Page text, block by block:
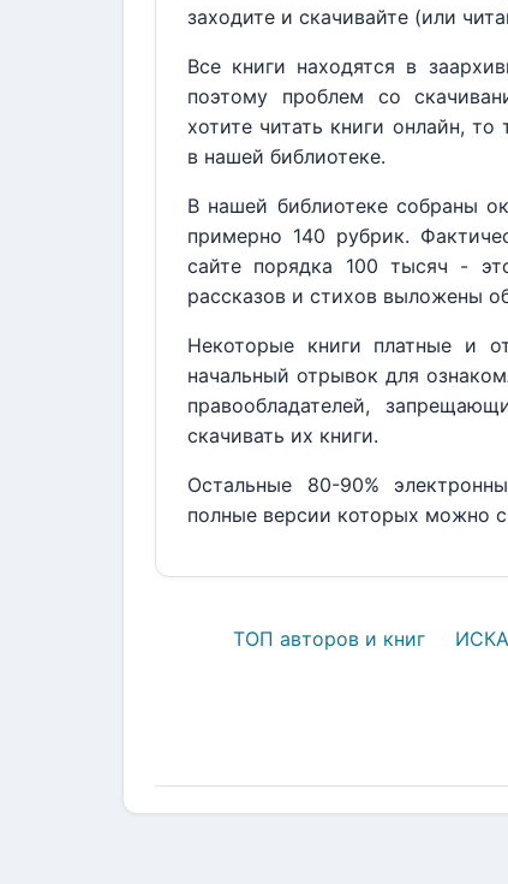
заходите и скачивайте (или
Все книги находятся в
поэтому проблем со
хотите читать книги онлайн,
в нашей библиотеке.
В нашей библиотеке собраны
примерно 140 рубрик.
сайте порядка 100 тысяч -
рассказов и стихов выложены
Некоторые книги платные и
начальный отрывок для
правообладателей,
скачивать их книги.
Остальные 80-90%
полные версии которых можно
ТОП авторов и книг